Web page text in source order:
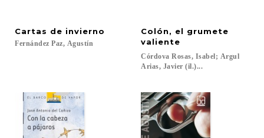
Cartas de invierno
Fernández Paz, Agustín
Colón, el grumete
valiente
Córdova Rosas, Isabel; Argul
Arias, Javier (il.)...